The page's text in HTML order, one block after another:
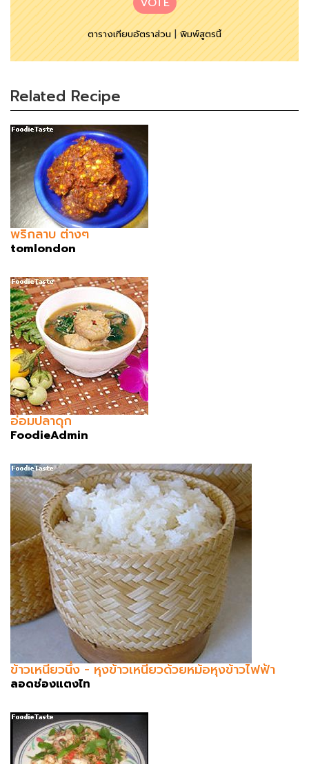
ตารางเทียบอัตราส่วน|พิมพ์สูตรนี้
Related Recipe
พริกลาบ ต่างๆ
tomlondon
อ่อมปลาดุก
FoodieAdmin
ข้าวเหนียวนึ่ง - หุงข้าวเหนียวด้วยหม้อหุงข้าวไฟฟ้า
ลอดช่องแตงไท